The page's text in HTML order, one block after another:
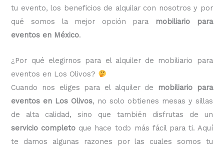
tu evento, los beneficios de alquilar con nosotros y por
qué somos la mejor opción para
mobiliario para
eventos en México.
¿Por qué elegirnos para el alquiler de mobiliario para
eventos en Los Olivos?
Cuando nos eliges para el alquiler de
mobiliario para
eventos en Los Olivos, no solo obtienes mesas y sillas
de alta calidad, sino que también disfrutas de un
servicio completo que hace todo más fácil para ti. Aquí
te damos algunas razones por las cuales somos tu